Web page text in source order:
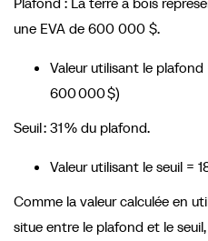
une EVA de 600 000 $.
Valeur utilisant le
600 000 $)
Seuil : 31 % du plafond.
Valeur utilisant le seuil =
Comme la valeur calculée en
situe entre le plafond et le